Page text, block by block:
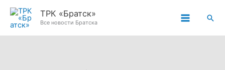
Перейти
ТРК «Братск»
Все новости Братска